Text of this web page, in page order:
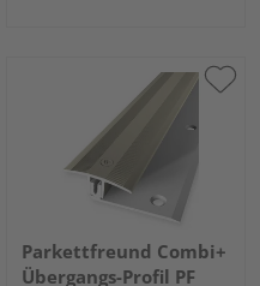
Parkettfreund Combi+
Übergangs-Profil PF